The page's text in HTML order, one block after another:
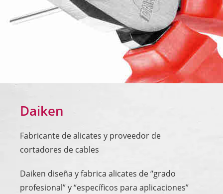
Daiken
Fabricante de alicates y proveedor de
cortadores de cables
Daiken diseña y fabrica alicates de “grado
profesional” y “específicos para aplicaciones”